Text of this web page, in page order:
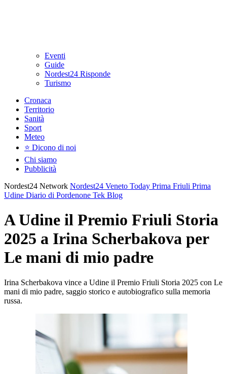
Eventi
Guide
Nordest24 Risponde
Turismo
Cronaca
Territorio
Sanità
Sport
Meteo
⭐ Dicono di noi
Chi siamo
Pubblicità
Nordest24 Network Nordest24 Veneto Today Prima Friuli Prima
Udine Diario di Pordenone Tek Blog
A Udine il Premio Friuli Storia
2025 a Irina Scherbakova per
Le mani di mio padre
Irina Scherbakova vince a Udine il Premio Friuli Storia 2025 con Le
mani di mio padre, saggio storico e autobiografico sulla memoria
russa.